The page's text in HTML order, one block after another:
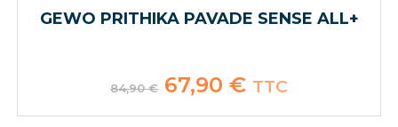
GEWO PRITHIKA PAVADE SENSE ALL+
84,90€ Le
prix
était :
67,90 €Le
prix
est :
TTC